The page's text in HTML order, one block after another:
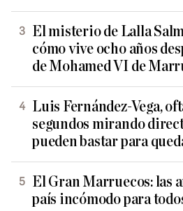
El misterio de Lalla
cómo vive ocho años
de Mohamed VI de
Luis Fernández-Vega,
segundos mirando
pueden bastar para
El Gran Marruecos: las
país incómodo para